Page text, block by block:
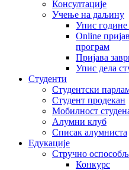
Консултације
Учење на даљину
Упис године
Online
програм
Пријава
Упис дела
Студенти
Студентски
Студент продекан
Мобилност
Алумни клуб
Списак алумниста
Едукације
Стручно
Конкурс